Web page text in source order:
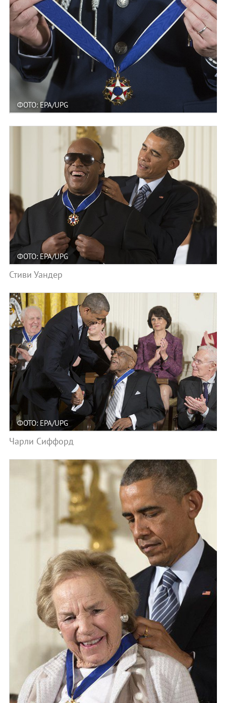
ФОТО: EPA/UPG
ФОТО: EPA/UPG
Стиви Уандер
ФОТО: EPA/UPG
Чарли Сиффорд